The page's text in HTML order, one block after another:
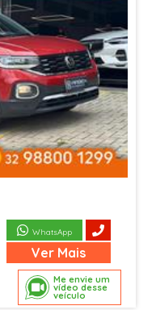
Me envie um
vídeo desse
veículo
WhatsApp
Ver Mais